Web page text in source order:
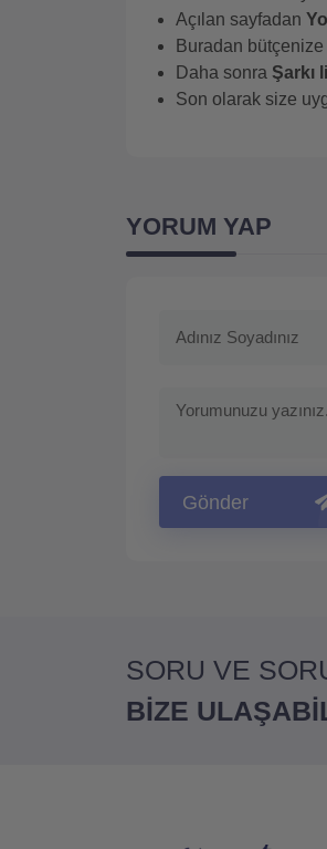
Açılan sayfadan
Buradan
Daha sonra Şarkı
Son olarak size
YORUM YAP
Gönder
SORU VE
BİZE